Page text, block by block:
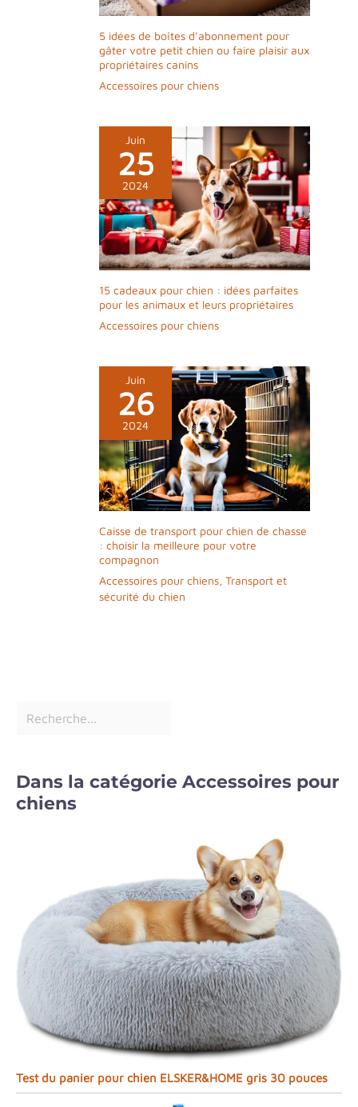
distributeur, ne pas enlever le seau de
nourriture, de sorte que vous pouvez
augmenter ou diminuer facilement la
quantité de nourriture distribuée. Grâce à la
rotation à 360 ° du socle du distributeur
numérique, vous pouvez le faire pivoter
5 idées de boîtes d’abonnement pour
gâter votre petit chien ou faire plaisir aux
propriétaires canins
Accessoires pour chiens
Juin
25
2024
15 cadeaux pour chien : idées parfaites
pour les animaux et leurs propriétaires
Accessoires pour chiens
Juin
26
2024
Caisse de transport pour chien de chasse
: choisir la meilleure pour votre
compagnon
Accessoires pour chiens, Transport et
sécurité du chien
Dans la catégorie Accessoires pour
chiens
Test du panier pour chien ELSKER&HOME gris 30 pouces